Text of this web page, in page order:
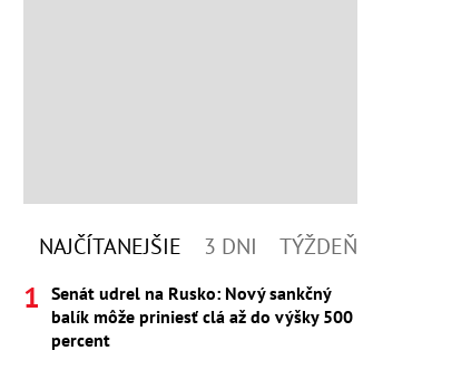
NAJČÍTANEJŠIE 3 DNI TÝŽDEŇ
Senát udrel na Rusko: Nový sankčný
balík môže priniesť clá až do výšky 500
percent